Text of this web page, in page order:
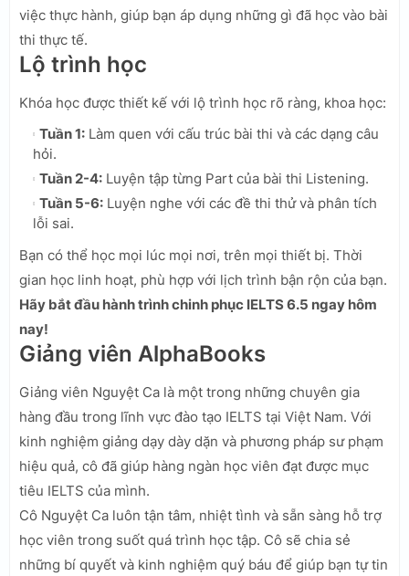
việc thực hành, giúp bạn áp dụng những gì đã học vào bài
thi thực tế.
Lộ trình học
Khóa học được thiết kế với lộ trình học rõ ràng, khoa học:
Tuần 1: Làm quen với cấu trúc bài thi và các dạng câu
hỏi.
Tuần 2-4: Luyện tập từng Part của bài thi Listening.
Tuần 5-6: Luyện nghe với các đề thi thử và phân tích
lỗi sai.
Bạn có thể học mọi lúc mọi nơi, trên mọi thiết bị. Thời
gian học linh hoạt, phù hợp với lịch trình bận rộn của bạn.
Hãy bắt đầu hành trình chinh phục IELTS 6.5 ngay hôm
nay!
Giảng viên AlphaBooks
Giảng viên Nguyệt Ca là một trong những chuyên gia
hàng đầu trong lĩnh vực đào tạo IELTS tại Việt Nam. Với
kinh nghiệm giảng dạy dày dặn và phương pháp sư phạm
hiệu quả, cô đã giúp hàng ngàn học viên đạt được mục
tiêu IELTS của mình.
Cô Nguyệt Ca luôn tận tâm, nhiệt tình và sẵn sàng hỗ trợ
học viên trong suốt quá trình học tập. Cô sẽ chia sẻ
những bí quyết và kinh nghiệm quý báu để giúp bạn tự tin